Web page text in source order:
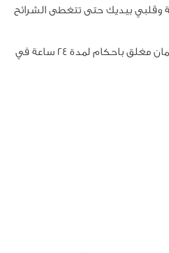
بيديك حتى تتغطى الشرائح
ضعي الكيمتشي في برطمان مغلق باحكام لمدة 24 ساعة في